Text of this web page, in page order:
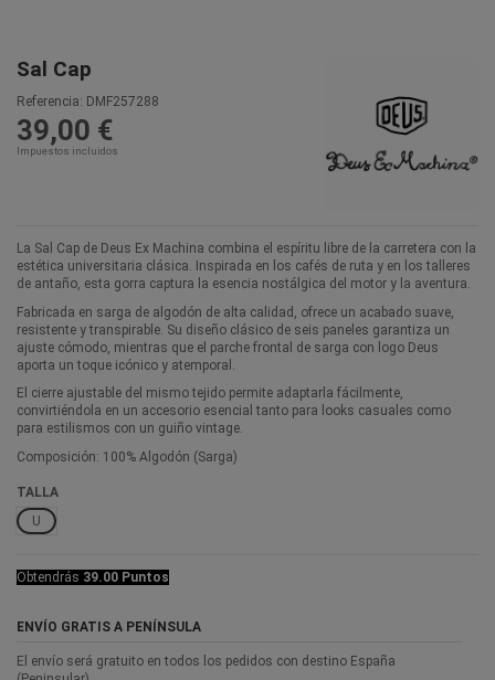
Sal Cap
Referencia: DMF257288
39,00 €
Impuestos incluidos
La Sal Cap de Deus Ex Machina combina el espíritu libre de la carretera con la
estética universitaria clásica. Inspirada en los cafés de ruta y en los talleres
de antaño, esta gorra captura la esencia nostálgica del motor y la aventura.
Fabricada en sarga de algodón de alta calidad, ofrece un acabado suave,
resistente y transpirable. Su diseño clásico de seis paneles garantiza un
ajuste cómodo, mientras que el parche frontal de sarga con logo Deus
aporta un toque icónico y atemporal.
El cierre ajustable del mismo tejido permite adaptarla fácilmente,
convirtiéndola en un accesorio esencial tanto para looks casuales como
para estilismos con un guiño vintage.
Composición: 100% Algodón (Sarga)
TALLA
U
Obtendrás 39.00 Puntos
ENVÍO GRATIS A PENÍNSULA
El envío será gratuito en todos los pedidos con destino España